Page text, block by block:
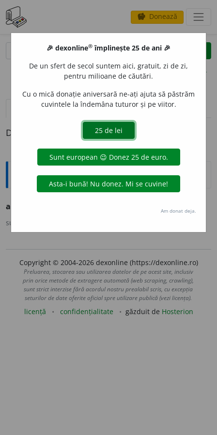
savings Donează
clear
opțiuni
definiții (1)
Definiția cu ID-ul 779985:
Ortografice DOOM
acvapl
sursa:
Copyright © 2004-2026 dexonline (https://dexonline.ro)
Preluarea, stocarea sau utilizarea datelor de pe acest site, inclusiv
prin orice metode de extragere automată (web scraping, crawling),
sunt strict interzise fără acordul nostru prealabil scris, cu excepția
seturilor de date oferite oficial spre utilizare publică (vezi licența).
licență confidențialitate găzduit de Hosterion
🎉 dexonline® împlinește 25 de ani 🎉
De un sfert de secol suntem aici, gratuit, zi de zi,
pentru milioane de căutări.
Cu o mică donație aniversară ne-ați ajuta să păstrăm
cuvintele la îndemâna tuturor și pe viitor.
Am donat deja.